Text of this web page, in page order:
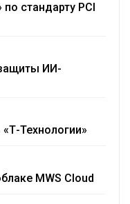
стандарту PCI
ИИ-
Технологии»
MWS Cloud